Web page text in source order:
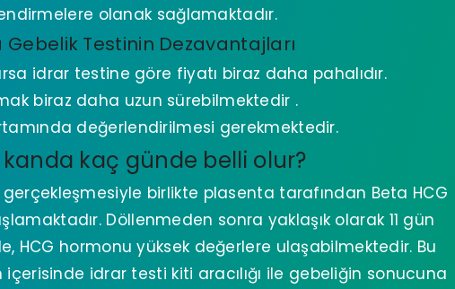
olanak sağlamaktadır.
Gebelik Testinin Dezavantajları
idrar testine göre fiyatı biraz daha pahalıdır.
biraz daha uzun sürebilmektedir .
değerlendirilmesi gerekmektedir.
kaç günde belli olur?
birlikte plasenta tarafından Beta HCG
Döllenmeden sonra yaklaşık olarak 11 gün
HCG hormonu yüksek değerlere ulaşabilmektedir. Bu
idrar testi kiti aracılığı ile gebeliğin sonucuna